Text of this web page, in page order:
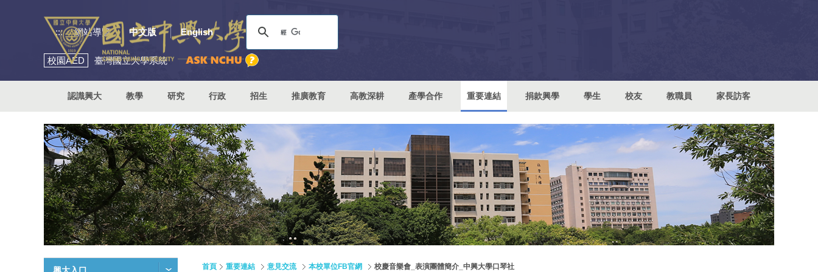
::: 網站導覽 中文版 English
校園AED 臺灣國立大學系統
認識興大 教學 研究 行政 招生 推廣教育 高教深耕 產學合作 重要連結 捐款興學 學生 校友 教職員 家長訪客
首頁 重要連結 意見交流 本校單位FB官網 校慶音樂會_表演團體簡介_中興大學口琴社